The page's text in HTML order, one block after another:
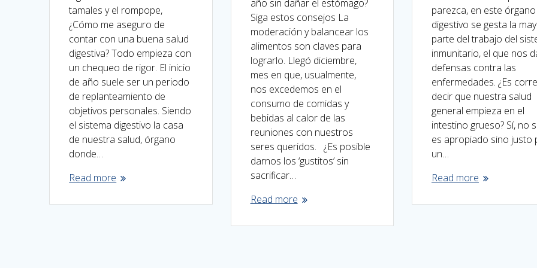
tamales y el rompope,
¿Cómo me aseguro de
contar con una buena salud
digestiva? Todo empieza con
un chequeo de rigor. El inicio
de año suele ser un periodo
de replanteamiento de
objetivos personales. Siendo
el sistema digestivo la casa
de nuestra salud, órgano
donde…
Read more
año sin dañar el estómago?
Siga estos consejos La
moderación y balancear los
alimentos son claves para
lograrlo. Llegó diciembre,
mes en que, usualmente,
nos excedemos en el
consumo de comidas y
bebidas al calor de las
reuniones con nuestros
seres queridos. ¿Es posible
darnos los ‘gustitos’ sin
sacrificar…
Read more
parezca, en este órgano
digestivo se gesta la
parte del trabajo del
inmunitario, el que nos
defensas contra las
enfermedades. ¿Es
decir que nuestra salud
general empieza en el
intestino grueso? Sí, no
es apropiado sino justo
un…
Read more